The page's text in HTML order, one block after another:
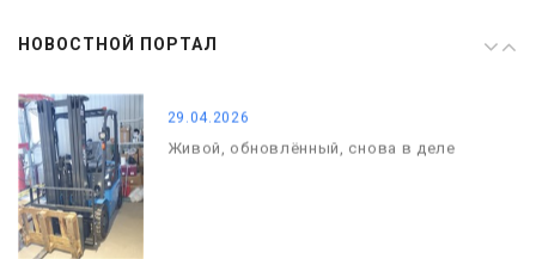
НОВОСТНОЙ ПОРТАЛС Днём Победы. Память, которая с
29.04.2026
Живой, обновлённый, снова в деле